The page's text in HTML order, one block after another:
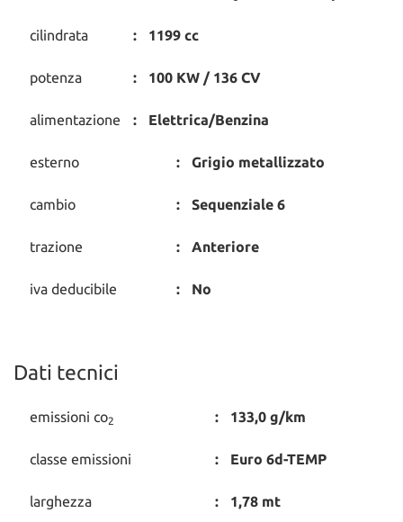
cilindrata 1199 cc
potenza 100 KW / 136 CV
alimentazione Elettrica/Benzina
esterno Grigio metallizzato
cambio Sequenziale 6
trazione Anteriore
iva deducibile No
Dati tecnici
emissioni co2 133,0 g/km
classe emissioni Euro 6d-TEMP
larghezza 1,78 mt